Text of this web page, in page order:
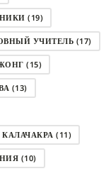
(19)
УЧИТЕЛЬ (17)
(15)
(13)
КАЛАЧАКРА (11)
(10)